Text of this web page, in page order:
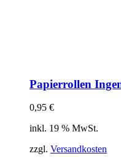
Papierrollen
0,95 €
inkl. 19 % MwSt.
zzgl. Versandkosten